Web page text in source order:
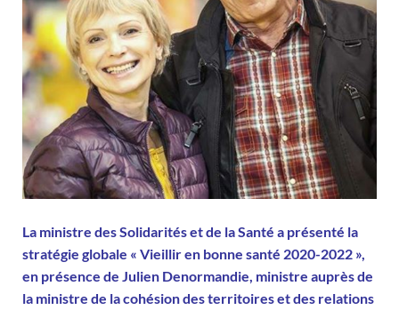
La ministre des Solidarités et de la Santé a présenté la
stratégie globale « Vieillir en bonne santé 2020-2022 »,
en présence de Julien Denormandie, ministre auprès de
la ministre de la cohésion des territoires et des relations